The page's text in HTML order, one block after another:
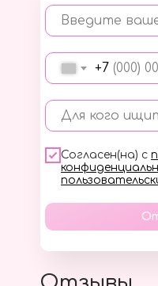
Введите
+7
Для кого
Согласен(на) с